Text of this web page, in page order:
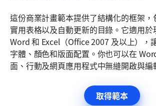
這份商業計畫範本提供了結構化的框架，
實用表格以及自動更新的目錄。它適用於
Word 和 Excel（Office 2007 及以上），
字體、顏色和版面配置。你也可以在
面、行動及網頁應用程式中無縫開啟與編
取得範本